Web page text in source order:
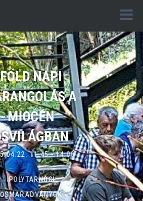
FÖLD NAPI
A
MIOCÉN
11:45 - 14:00
IPOLYTARNÓCI
ŐSMARADVÁNYOK